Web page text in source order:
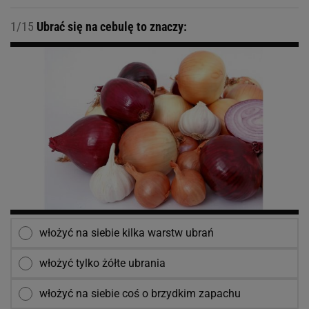
1/15 Ubrać się na cebulę to znaczy:
włożyć na siebie kilka warstw ubrań
włożyć tylko żółte ubrania
włożyć na siebie coś o brzydkim zapachu